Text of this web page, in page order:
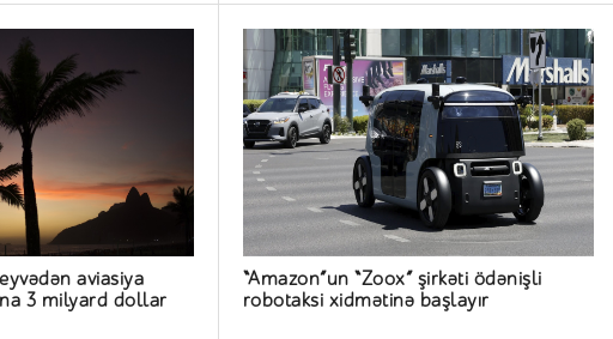
aviasiya
3 milyard dollar
“Amazon”un “Zoox” şirkəti ödənişli
robotaksi xidmətinə başlayır